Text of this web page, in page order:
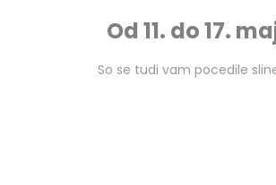
Od 11. do 17.
So se tudi vam pocedile